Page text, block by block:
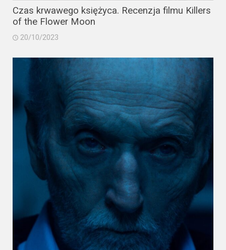
Showtime
Podsumowania
2021
2020
2019
2018
2017
2015
Czas krwawego księżyca. Recenzja filmu Killers
of the Flower Moon
20/10/2023